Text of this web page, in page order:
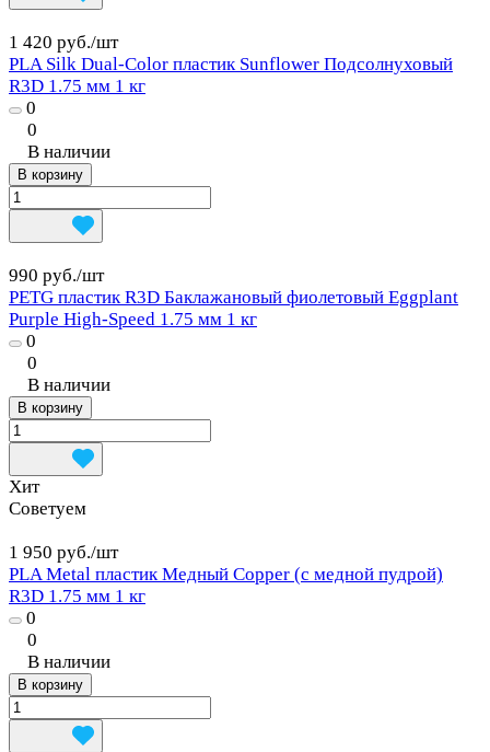
1 420 руб./шт
PLA Silk Dual-Color пластик Sunflower Подсолнуховый
R3D 1.75 мм 1 кг
0
0
В наличии
В корзину
990 руб./шт
PETG пластик R3D Баклажановый фиолетовый Eggplant
Purple High-Speed 1.75 мм 1 кг
0
0
В наличии
В корзину
Хит
Советуем
1 950 руб./шт
PLA Metal пластик Медный Copper (с медной пудрой)
R3D 1.75 мм 1 кг
0
0
В наличии
В корзину